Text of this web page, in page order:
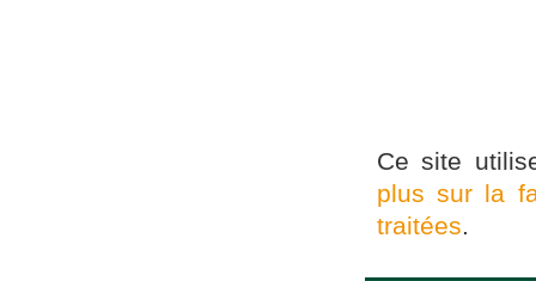
Ce site
plus sur la
traitées.